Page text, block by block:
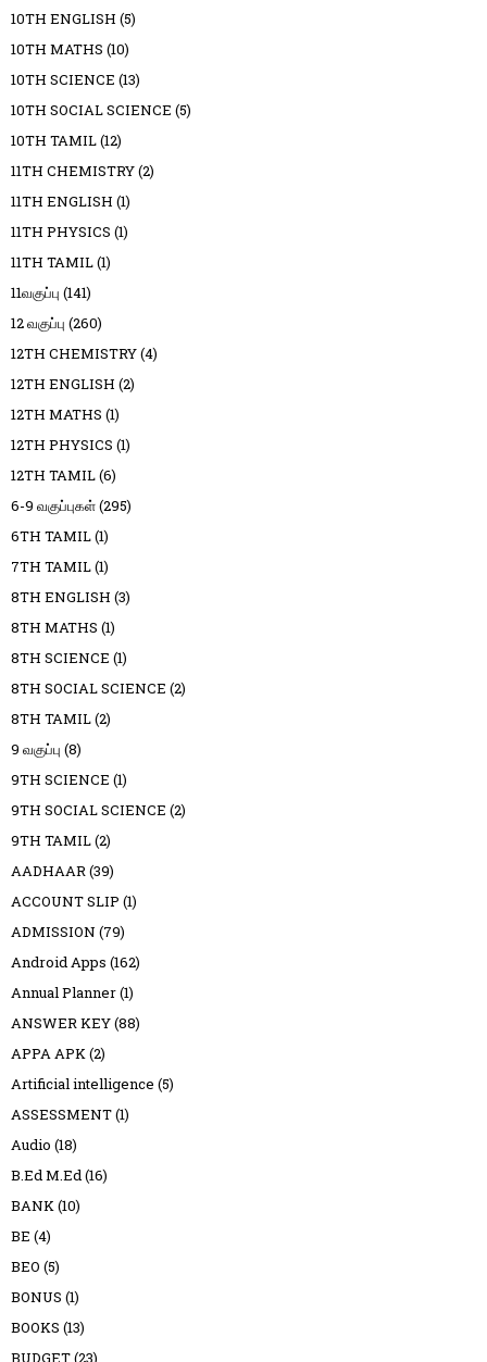
10TH ENGLISH (5)
10TH MATHS (10)
10TH SCIENCE (13)
10TH SOCIAL SCIENCE (5)
10TH TAMIL(12)
11TH CHEMISTRY(2)
11TH ENGLISH (1)
11TH PHYSICS (1)
11TH TAMIL(1)
11வகுப்பு (141)
12 வகுப்பு (260)
12TH CHEMISTRY(4)
12TH ENGLISH (2)
12TH MATHS (1)
12TH PHYSICS (1)
12TH TAMIL(6)
6-9 வகுப்புகள்(295)
6TH TAMIL(1)
7TH TAMIL(1)
8TH ENGLISH (3)
8TH MATHS (1)
8TH SCIENCE (1)
8TH SOCIAL SCIENCE (2)
8TH TAMIL(2)
9 வகுப்பு (8)
9TH SCIENCE (1)
9TH SOCIAL SCIENCE (2)
9TH TAMIL(2)
AADHAAR(39)
ACCOUNT SLIP (1)
ADMISSION (79)
Android Apps (162)
Annual Planner(1)
ANSWER KEY(88)
APPA APK(2)
Artificial intelligence (5)
ASSESSMENT(1)
Audio (18)
B.Ed M.Ed(16)
BANK(10)
BE (4)
BEO (5)
BONUS (1)
BOOKS (13)